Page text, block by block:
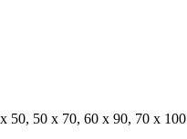
50, 50 х 70, 60 х 90, 70 х 100